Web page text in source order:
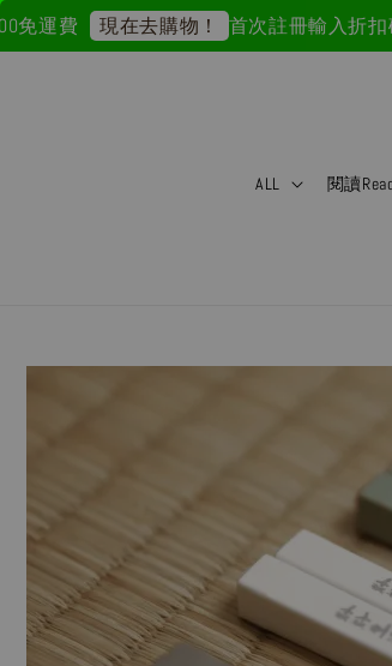
現在去購物！ 首次註冊輸入折扣碼「
ALL 閱讀